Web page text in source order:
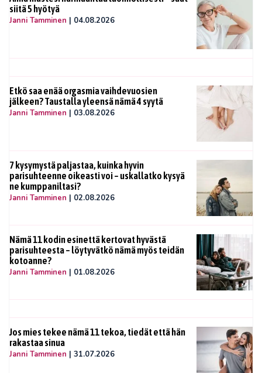
siitä 5 hyötyä
Janni Tamminen | 04.08.2026
Etkö saa enää orgasmia vaihdevuosien
jälkeen? Taustalla yleensä nämä 4 syytä
Janni Tamminen | 03.08.2026
7 kysymystä paljastaa, kuinka hyvin
parisuhteenne oikeasti voi – uskallatko kysyä
ne kumppaniltasi?
Janni Tamminen | 02.08.2026
Nämä 11 kodin esinettä kertovat hyvästä
parisuhteesta – löytyvätkö nämä myös teidän
kotoanne?
Janni Tamminen | 01.08.2026
Jos mies tekee nämä 11 tekoa, tiedät että hän
rakastaa sinua
Janni Tamminen | 31.07.2026